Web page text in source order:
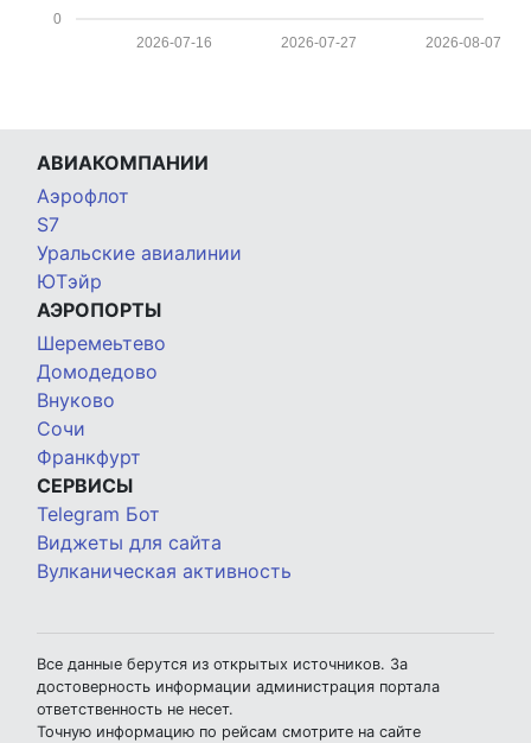
0
2026-08-07
2026-07-27
2026-07-16
АВИАКОМПАНИИ
Аэрофлот
S7
Уральские авиалинии
ЮТэйр
АЭРОПОРТЫ
Шеремеьтево
Домодедово
Внуково
Сочи
Франкфурт
СЕРВИСЫ
Telegram Бот
Виджеты для сайта
Вулканическая активность
Все данные берутся из открытых источников. За
достоверность информации администрация портала
ответственность не несет.
Точную информацию по рейсам смотрите на сайте